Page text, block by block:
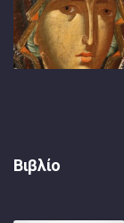
Βιβλίο